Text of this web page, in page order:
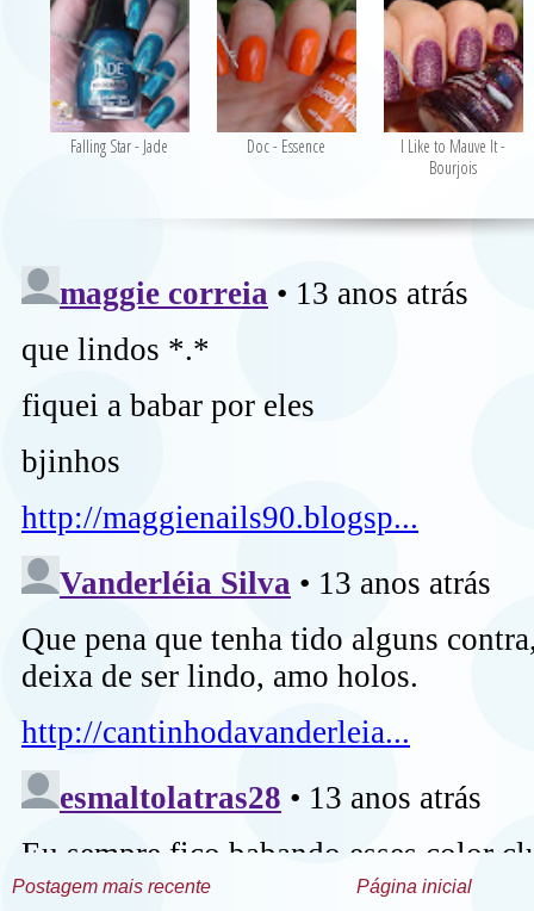
Falling Star - Jade Doc - Essence
I Like to Mauve It -
Bourjois
Postagem mais recente Página inicial